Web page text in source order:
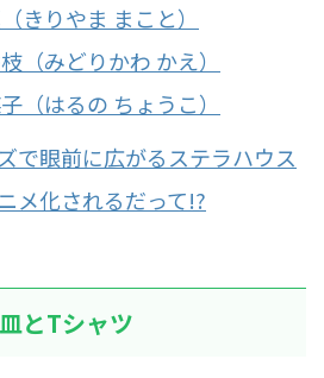
きりやま まこと）
（みどりかわ かえ）
（はるの ちょうこ）
で眼前に広がるステラハウス
メ化されるだって!?
とTシャツ